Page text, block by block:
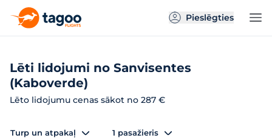
Pieslēgties
Lēti lidojumi no Sanvisentes
(Kaboverde)
Lēto lidojumu cenas sākot no 287 €
Turp un atpakaļ 1 pasažieris